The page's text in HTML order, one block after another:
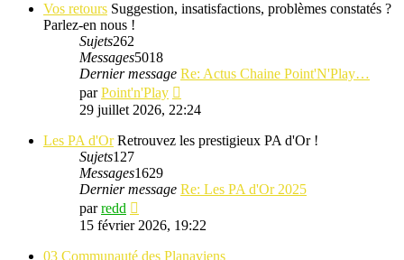
Vos retours Suggestion, insatisfactions, problèmes constatés ?
Parlez-en nous !
Sujets262
Messages5018
Dernier message Re: Actus Chaine Point'N'Play…
parPoint'n'Play
le
message
29 juillet 2026, 22:24
Les PA d'Or Retrouvez les prestigieux PA d'Or !
Sujets127
Messages1629
Dernier message Re: Les PA d'Or 2025
parredd
le
dernier
message
15 février 2026, 19:22
03 Communauté des Planaviens